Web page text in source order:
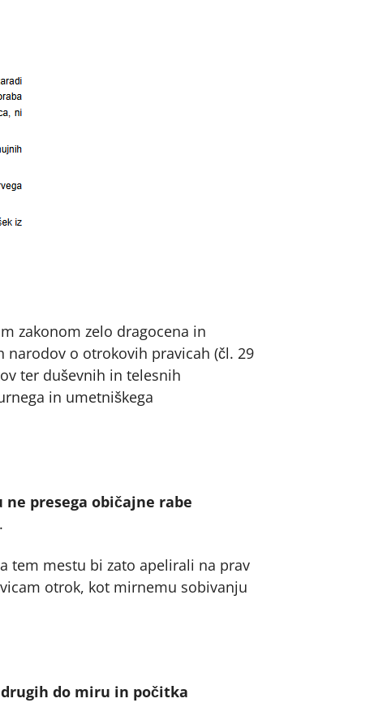
zakonom zelo dragocena in
narodov o otrokovih pravicah (čl. 29
ter duševnih in telesnih
in umetniškega
presega običajne rabe
tem mestu bi zato apelirali na prav
otrok, kot mirnemu sobivanju
do miru in počitka